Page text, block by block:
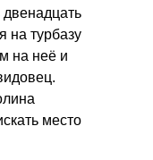
двенадцать
на турбазу
на неё и
место